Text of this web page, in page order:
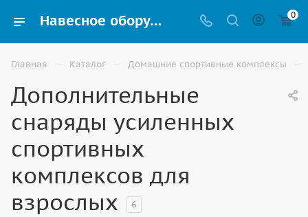
Навесное оборудование усиленных шведских стенок для взрослых купить в Волгограде 0
Главная — Каталог — Домашние спортивные комплексы —
Дополнительные
снаряды усиленных
спортивных
комплексов для
взрослых
6